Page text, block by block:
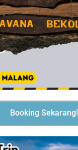
Booking Sekarang!